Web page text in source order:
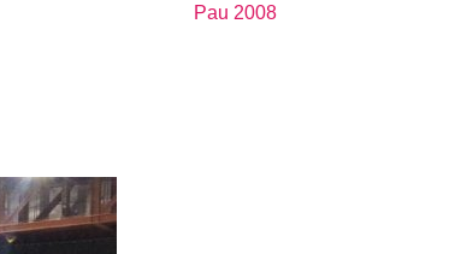
Pau 2008